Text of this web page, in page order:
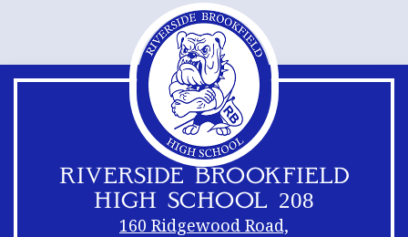
RIVERSIDE BROOKFIELD
HIGH SCHOOL 208
160 Ridgewood Road,